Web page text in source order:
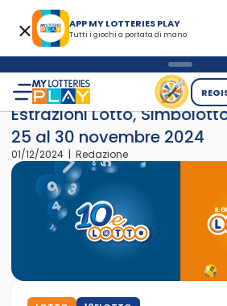
APP MY LOTTERIES PLAY
Tutti i giochi a portata di mano
Home>News> Estrazioni Lotto,
Estrazioni Lotto,
25 al 30 novembre 2024
01/12/2024 | Redazione